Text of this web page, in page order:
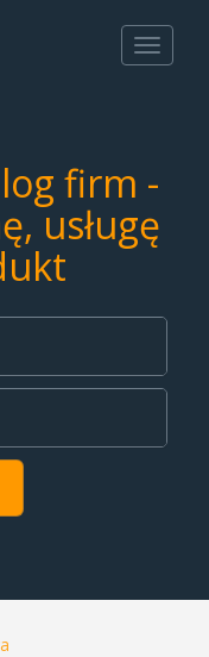
Toggle
firm -
usługę